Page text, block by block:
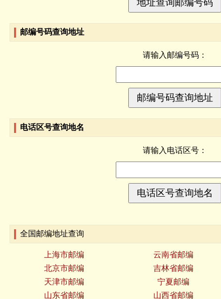
邮编号码查询地址
请输入邮编号码：
电话区号查询地名
请输入电话区号：
全国邮编地址查询
上海市邮编 云南省邮编
北京市邮编
吉林省邮编
天津市邮编
宁夏邮编
山东省邮编
山西省邮编